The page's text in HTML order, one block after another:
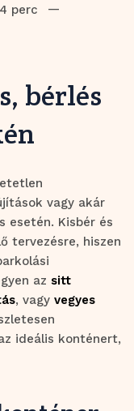
perc
—
bérlés
vagy akár
esetén. Kisbér és
tervezésre, hiszen
az sitt
, vagy vegyes
ideális konténert,